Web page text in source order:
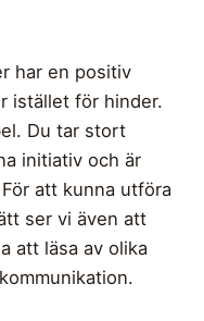
har en positiv
istället för hinder.
Du tar stort
initiativ och är
att kunna utföra
ser vi även att
att läsa av olika